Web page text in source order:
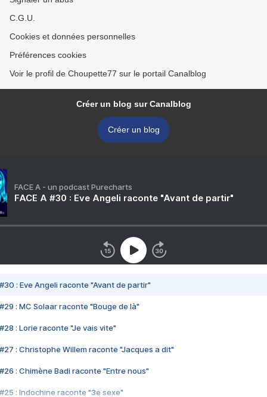
C.G.U.
Cookies et données personnelles
Préférences cookies
Voir le profil de Choupette77 sur le portail Canalblog
Créer un blog sur Canalblog
Créer un blog
FACE A - un podcast Purecharts
FACE A #30 : Eve Angeli raconte "Avant de partir"
#30 : Eve Angeli raconte "Avant de partir"
#29 : MC Solaar raconte "Bouge de là"
#28 : Lorie raconte "Je vais vite"
#27 : Christophe Willem raconte "Jacques a dit"
#26 : Chimène Badi raconte "Entre nous"
#25 : Indochine raconte "3e sexe"